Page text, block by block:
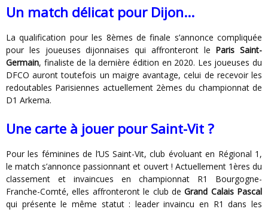
Un match délicat pour Dijon…
La qualification pour les 8èmes de finale s’annonce compliquée
pour les joueuses dijonnaises qui affronteront le Paris Saint-
Germain, finaliste de la dernière édition en 2020. Les joueuses du
DFCO auront toutefois un maigre avantage, celui de recevoir les
redoutables Parisiennes actuellement 2èmes du championnat de
D1 Arkema.
Une carte à jouer pour Saint-Vit ?
Pour les féminines de l’US Saint-Vit, club évoluant en Régional 1,
le match s’annonce passionnant et ouvert ! Actuellement 1ères du
classement et invaincues en championnat R1 Bourgogne-
Franche-Comté, elles affronteront le club deGrand Calais Pascal
qui présente le même statut : leader invaincu en R1 dans les